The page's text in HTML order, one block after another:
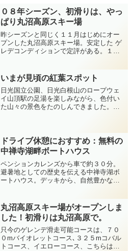
０８年シーズン、初滑りは、やっ
ぱり丸沼高原スキー場
昨シーズンと同じく１１月はじめにオー
プンした丸沼高原スキー場。安定した ゲ
レデコンディションで定評がある。１２
バイオレット、イエロー、グリーン、コ
バルト、ブルー、ローズ...
いまが見頃の紅葉スポット
日光国立公園、日光白根山のロープウェ
イ山頂駅の足湯を楽しみながら、色付い
た山々の景色をたのしんできました。標
戦場ヶ原～湯滝~湯の...
ドライブ休憩におすすめ：無料の
中禅寺湖畔ボートハウス
ペンションカレンズから車で約３０分。
避暑地としての歴史を伝える中禅寺湖ボ
ートハウス。デッキから、自然豊かな中
です。昭和２０年代の水辺の施設を復
元。木をふんだんに使った素敵...
丸沼高原スキー場がオープンしま
した！初滑りは丸沼高原で。
只今のゲレンデ滑走可能コースは、７０
０mバイオレットコース､３２５mコバル
トコース、イエローコース、こちらは日